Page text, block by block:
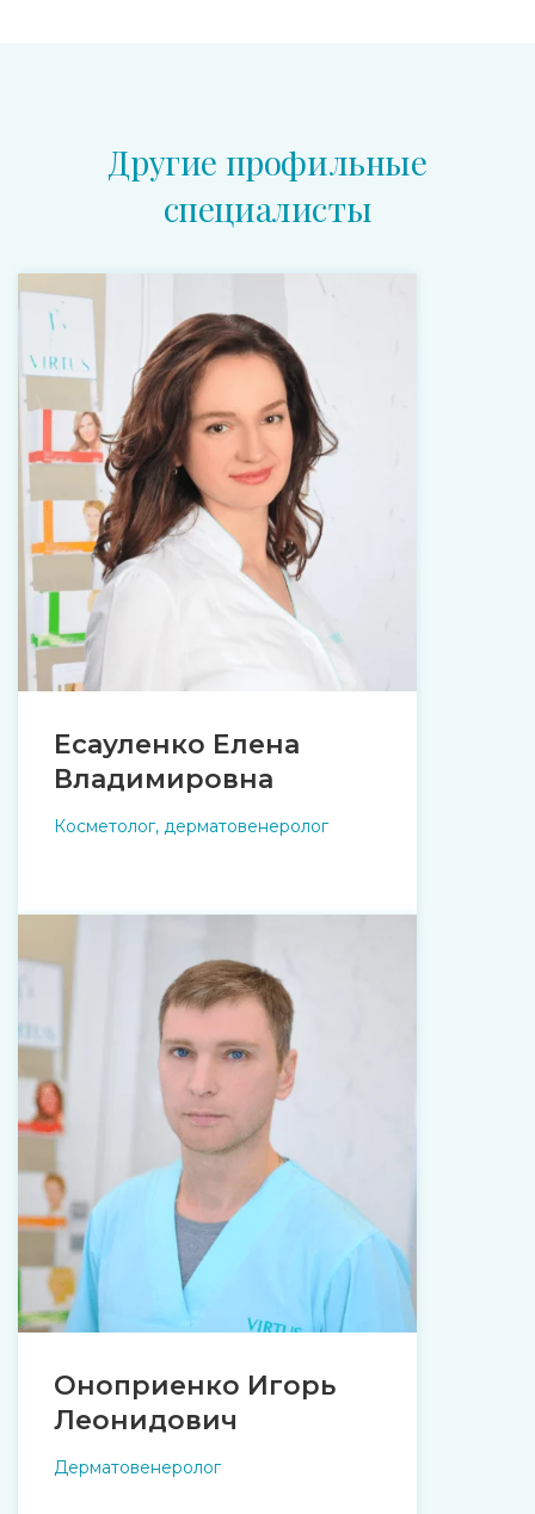
Другие профильные
специалисты
Есауленко Елена
Владимировна
Косметолог, дерматовенеролог
Оноприенко Игорь
Леонидович
Дерматовенеролог